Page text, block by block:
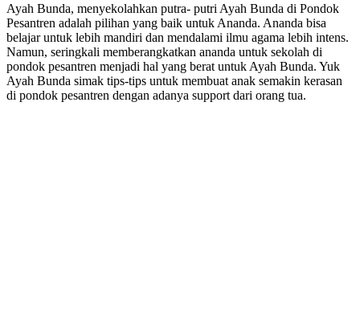
Ayah Bunda, menyekolahkan putra- putri Ayah Bunda di Pondok
Pesantren adalah pilihan yang baik untuk Ananda. Ananda bisa
belajar untuk lebih mandiri dan mendalami ilmu agama lebih intens.
Namun, seringkali memberangkatkan ananda untuk sekolah di
pondok pesantren menjadi hal yang berat untuk Ayah Bunda. Yuk
Ayah Bunda simak tips-tips untuk membuat anak semakin kerasan
di pondok pesantren dengan adanya support dari orang tua.